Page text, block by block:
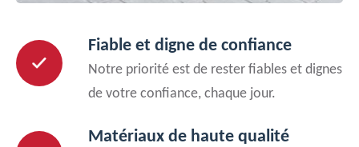
Fiable et digne de confiance
Notre priorité est de rester fiables et dignes
de votre confiance, chaque jour.
Matériaux de haute qualité